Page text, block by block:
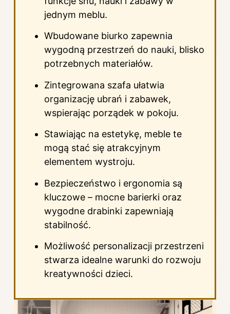
jednym meblu.
Wbudowane biurko zapewnia
wygodną przestrzeń do nauki, blisko
potrzebnych materiałów.
Zintegrowana szafa ułatwia
organizację ubrań i zabawek,
wspierając porządek w pokoju.
Stawiając na estetykę, meble te
mogą stać się atrakcyjnym
elementem wystroju.
Bezpieczeństwo i ergonomia są
kluczowe – mocne barierki oraz
wygodne drabinki zapewniają
stabilność.
Możliwość personalizacji przestrzeni
stwarza idealne warunki do rozwoju
kreatywności dzieci.